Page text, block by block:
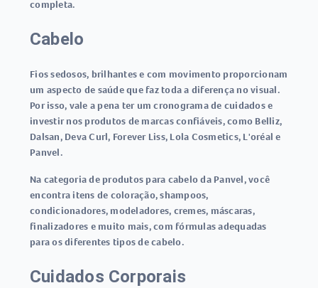
completa.
Cabelo
Fios sedosos, brilhantes e com movimento proporcionam
um aspecto de saúde que faz toda a diferença no visual.
Por isso, vale a pena ter um cronograma de cuidados e
investir nos produtos de marcas confiáveis, como Belliz,
Dalsan, Deva Curl, Forever Liss, Lola Cosmetics, L'oréal e
Panvel.
Na categoria de produtos para cabelo da Panvel, você
encontra itens de coloração, shampoos,
condicionadores, modeladores, cremes, máscaras,
finalizadores e muito mais, com fórmulas adequadas
para os diferentes tipos de cabelo.
Cuidados Corporais